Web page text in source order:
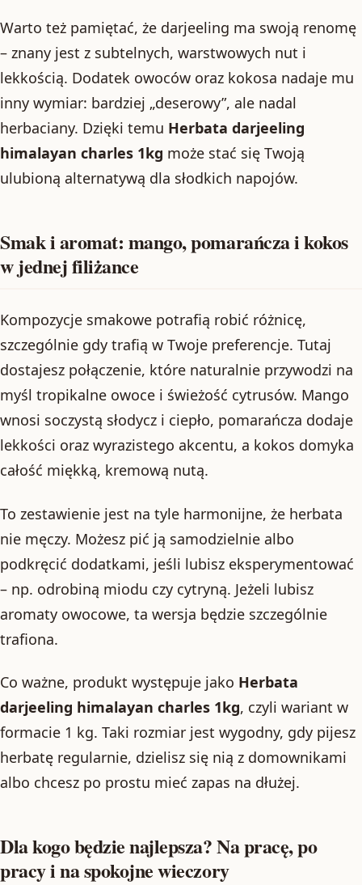
Warto też pamiętać, że darjeeling ma swoją renomę
– znany jest z subtelnych, warstwowych nut i
lekkością. Dodatek owoców oraz kokosa nadaje mu
inny wymiar: bardziej „deserowy”, ale nadal
herbaciany. Dzięki temu Herbata darjeeling
himalayan charles 1kg może stać się Twoją
ulubioną alternatywą dla słodkich napojów.
Smak i aromat: mango, pomarańcza i kokos
w jednej filiżance
Kompozycje smakowe potrafią robić różnicę,
szczególnie gdy trafią w Twoje preferencje. Tutaj
dostajesz połączenie, które naturalnie przywodzi na
myśl tropikalne owoce i świeżość cytrusów. Mango
wnosi soczystą słodycz i ciepło, pomarańcza dodaje
lekkości oraz wyrazistego akcentu, a kokos domyka
całość miękką, kremową nutą.
To zestawienie jest na tyle harmonijne, że herbata
nie męczy. Możesz pić ją samodzielnie albo
podkręcić dodatkami, jeśli lubisz eksperymentować
– np. odrobiną miodu czy cytryną. Jeżeli lubisz
aromaty owocowe, ta wersja będzie szczególnie
trafiona.
Co ważne, produkt występuje jako Herbata
darjeeling himalayan charles 1kg, czyli wariant w
formacie 1 kg. Taki rozmiar jest wygodny, gdy pijesz
herbatę regularnie, dzielisz się nią z domownikami
albo chcesz po prostu mieć zapas na dłużej.
Dla kogo będzie najlepsza? Na pracę, po
pracy i na spokojne wieczory